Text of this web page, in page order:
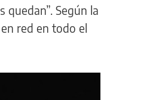
Según la
red en todo el